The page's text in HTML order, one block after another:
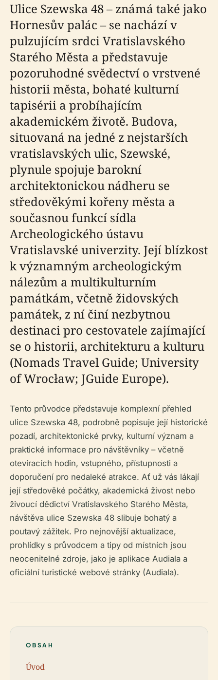
Ulice Szewska 48 – známá také jako
Hornesův palác – se nachází v
pulzujícím srdci Vratislavského
Starého Města a představuje
pozoruhodné svědectví o vrstvené
historii města, bohaté kulturní
tapisérii a probíhajícím
akademickém životě. Budova,
situovaná na jedné z nejstarších
vratislavských ulic, Szewské,
plynule spojuje barokní
architektonickou nádheru se
středověkými kořeny města a
současnou funkcí sídla
Archeologického ústavu
Vratislavské univerzity. Její blízkost
k významným archeologickým
nálezům a multikulturním
památkám, včetně židovských
památek, z ní činí nezbytnou
destinaci pro cestovatele zajímající
se o historii, architekturu a kulturu
(Nomads Travel Guide; University
of Wrocław; JGuide Europe).
Tento průvodce představuje komplexní přehled
ulice Szewska 48, podrobně popisuje její historické
pozadí, architektonické prvky, kulturní význam a
praktické informace pro návštěvníky – včetně
otevíracích hodin, vstupného, přístupnosti a
doporučení pro nedaleké atrakce. Ať už vás lákají
její středověké počátky, akademická živost nebo
živoucí dědictví Vratislavského Starého Města,
návštěva ulice Szewska 48 slibuje bohatý a
poutavý zážitek. Pro nejnovější aktualizace,
prohlídky s průvodcem a tipy od místních jsou
neocenitelné zdroje, jako je aplikace Audiala a
oficiální turistické webové stránky (Audiala).
OBSAH
Úvod